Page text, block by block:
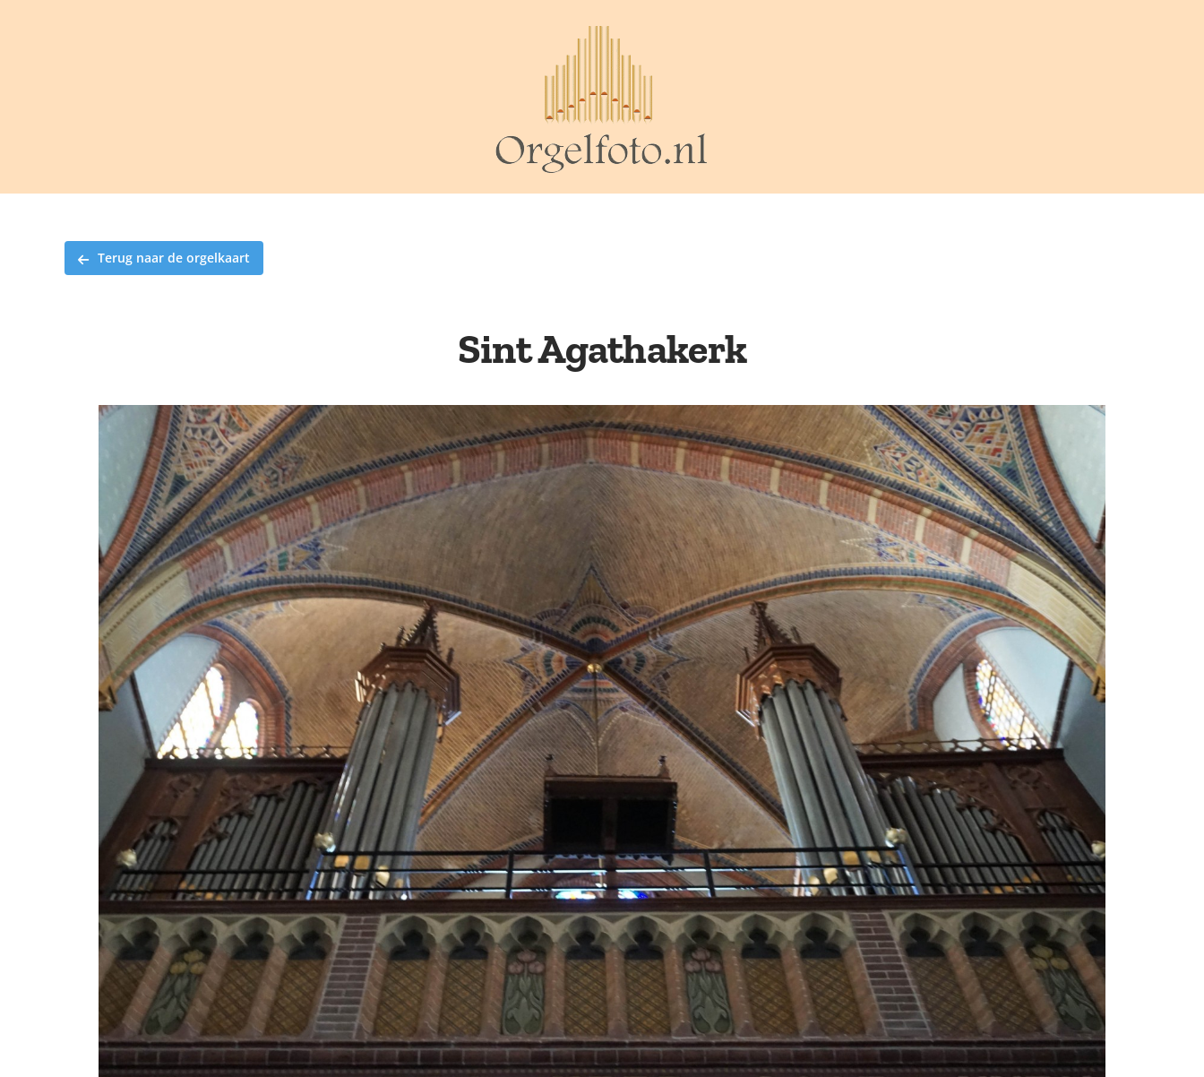
Terug naar de orgelkaart
Sint Agathakerk